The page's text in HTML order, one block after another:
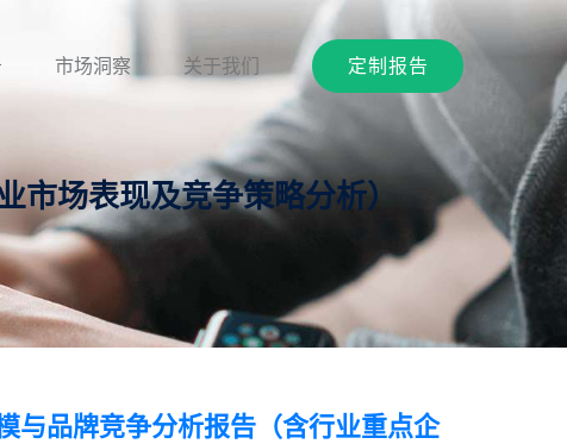
市场洞察 关于我们 定制报告
市场表现及竞争策略分析）
与品牌竞争分析报告（含行业重点企